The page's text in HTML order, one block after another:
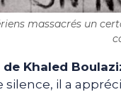
massacrés un
Khaled
il a